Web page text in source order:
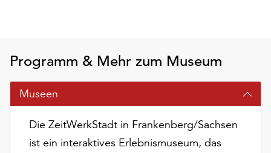
Ende
Seite
die
„Cookie-
Einstellungen“
Programm & Mehr zum Museum
Museen
Die ZeitWerkStadt in Frankenberg/Sachsen
ist ein interaktives Erlebnismuseum, das